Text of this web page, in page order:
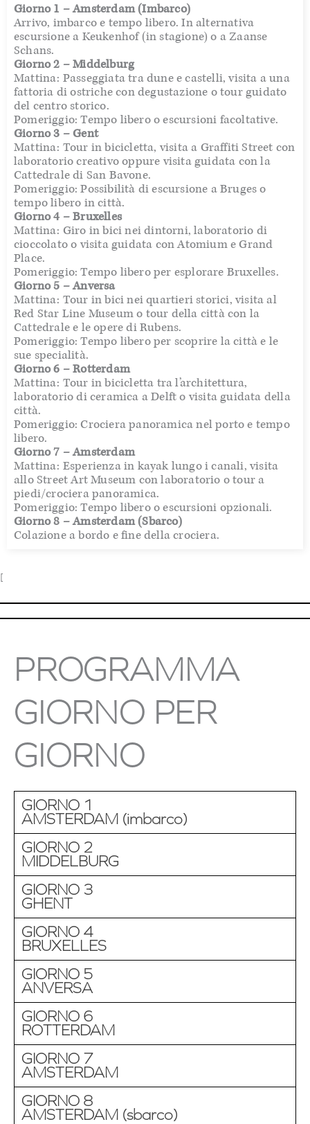
Giorno 1 – Amsterdam (Imbarco)
Arrivo, imbarco e tempo libero. In alternativa
escursione a Keukenhof (in stagione) o a Zaanse
Schans.
Giorno 2 – Middelburg
Mattina: Passeggiata tra dune e castelli, visita a una
fattoria di ostriche con degustazione o tour guidato
del centro storico.
Pomeriggio: Tempo libero o escursioni facoltative.
Giorno 3 – Gent
Mattina: Tour in bicicletta, visita a Graffiti Street con
laboratorio creativo oppure visita guidata con la
Cattedrale di San Bavone.
Pomeriggio: Possibilità di escursione a Bruges o
tempo libero in città.
Giorno 4 – Bruxelles
Mattina: Giro in bici nei dintorni, laboratorio di
cioccolato o visita guidata con Atomium e Grand
Place.
Pomeriggio: Tempo libero per esplorare Bruxelles.
Giorno 5 – Anversa
Mattina: Tour in bici nei quartieri storici, visita al
Red Star Line Museum o tour della città con la
Cattedrale e le opere di Rubens.
Pomeriggio: Tempo libero per scoprire la città e le
sue specialità.
Giorno 6 – Rotterdam
Mattina: Tour in bicicletta tra l’architettura,
laboratorio di ceramica a Delft o visita guidata della
città.
Pomeriggio: Crociera panoramica nel porto e tempo
libero.
Giorno 7 – Amsterdam
Mattina: Esperienza in kayak lungo i canali, visita
allo Street Art Museum con laboratorio o tour a
piedi/crociera panoramica.
Pomeriggio: Tempo libero o escursioni opzionali.
Giorno 8 – Amsterdam (Sbarco)
Colazione a bordo e fine della crociera.
[
PROGRAMMA
GIORNO PER
GIORNO
GIORNO 1
AMSTERDAM (imbarco)
GIORNO 2
MIDDELBURG
GIORNO 3
GHENT
GIORNO 4
BRUXELLES
GIORNO 5
ANVERSA
GIORNO 6
ROTTERDAM
GIORNO 7
AMSTERDAM
GIORNO 8
AMSTERDAM (sbarco)